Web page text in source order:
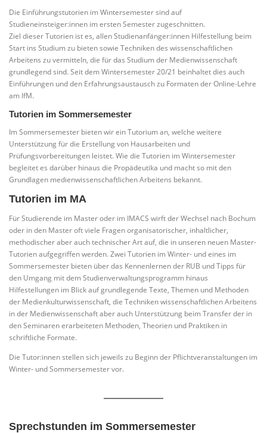
Die Einführungstutorien im Wintersemester sind auf
Studieneinsteiger:innen im ersten Semester zugeschnitten.
Ziel dieser Tutorien ist es, allen Studienanfänger:innen Hilfestellung beim
Start ins Studium zu bieten sowie Techniken des wissenschaftlichen
Arbeitens zu vermitteln, die für das Studium der Medienwissenschaft
grundlegend sind. Seit dem Wintersemester 20/21 beinhaltet dies auch
Einführungen und den Erfahrungsaustausch zu Formaten der Online-Lehre
am IfM.
Tutorien im Sommersemester
Im Sommersemester bieten wir ein Tutorium an, welche weitere
Unterstützung für die Erstellung von Hausarbeiten und
Prüfungsvorbereitungen leistet. Wie die Tutorien im Wintersemester
begleitet es darüber hinaus die Propädeutika und macht so mit den
Grundlagen medienwissenschaftlichen Arbeitens bekannt.
Tutorien im MA
Für Studierende im Master oder im IMACS wirft der Wechsel nach Bochum
oder in den Master oft viele Fragen organisatorischer, inhaltlicher,
methodischer aber auch technischer Art auf, die in unseren neuen Master-
Tutorien aufgegriffen werden. Zwei Tutorien im Winter- und eines im
Sommersemester bieten über das Kennenlernen der RUB und Tipps für
den Umgang mit dem Studienverwaltungsprogramm hinaus
Hilfestellungen im Blick auf grundlegende Texte, Themen und Methoden
der Medienkulturwissenschaft, die Techniken wissenschaftlichen Arbeitens
in der Medienwissenschaft aber auch Unterstützung beim Transfer der in
den Seminaren erarbeiteten Methoden, Theorien und Praktiken in
schriftliche Formate.
Die Tutor:innen stellen sich jeweils zu Beginn der Pflichtveranstaltungen im
Winter- und Sommersemester vor.
Sprechstunden im Sommersemester